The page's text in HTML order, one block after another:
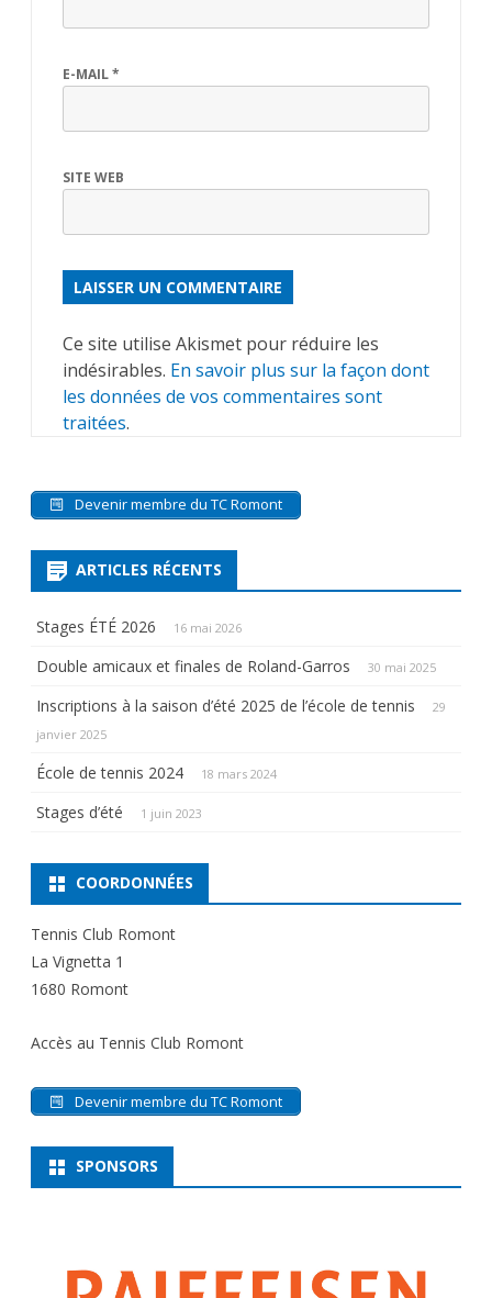
E-MAIL*
SITE WEB
Ce site utilise Akismet pour réduire les
indésirables. En savoir plus sur la façon dont
les données de vos commentaires sont
traitées.
Devenir membre du TC Romont
ARTICLES RÉCENTS
Stages ÉTÉ 2026 16 mai 2026
Double amicaux et finales de Roland-Garros 30 mai 2025
Inscriptions à la saison d’été 2025 de l’école de tennis
29
janvier 2025
École de tennis 2024 18 mars 2024
Stages d’été 1 juin 2023
COORDONNÉES
Tennis Club Romont
La Vignetta 1
1680 Romont
Accès au Tennis Club Romont
Devenir membre du TC Romont
SPONSORS